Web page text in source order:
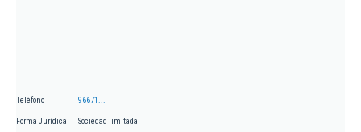
Teléfono 96671...
Forma Jurídica Sociedad limitada